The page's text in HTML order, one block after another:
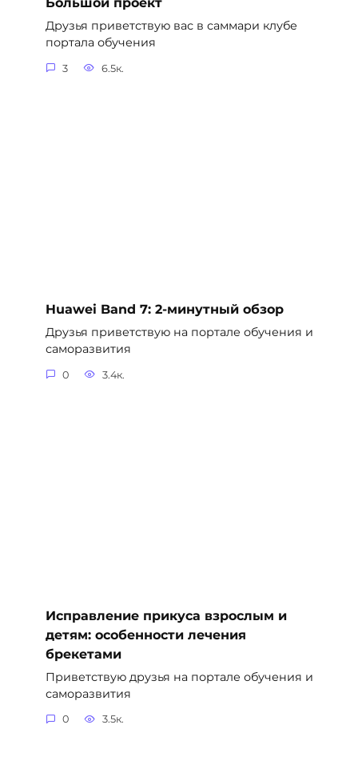
Друзья приветствую вас в саммари клубе
портала обучения
3 6.5к.
Huawei Band 7: 2-минутный обзор
Друзья приветствую на портале обучения и
саморазвития
0 3.4к.
Исправление прикуса взрослым и
детям: особенности лечения
брекетами
Приветствую друзья на портале обучения и
саморазвития
0 3.5к.